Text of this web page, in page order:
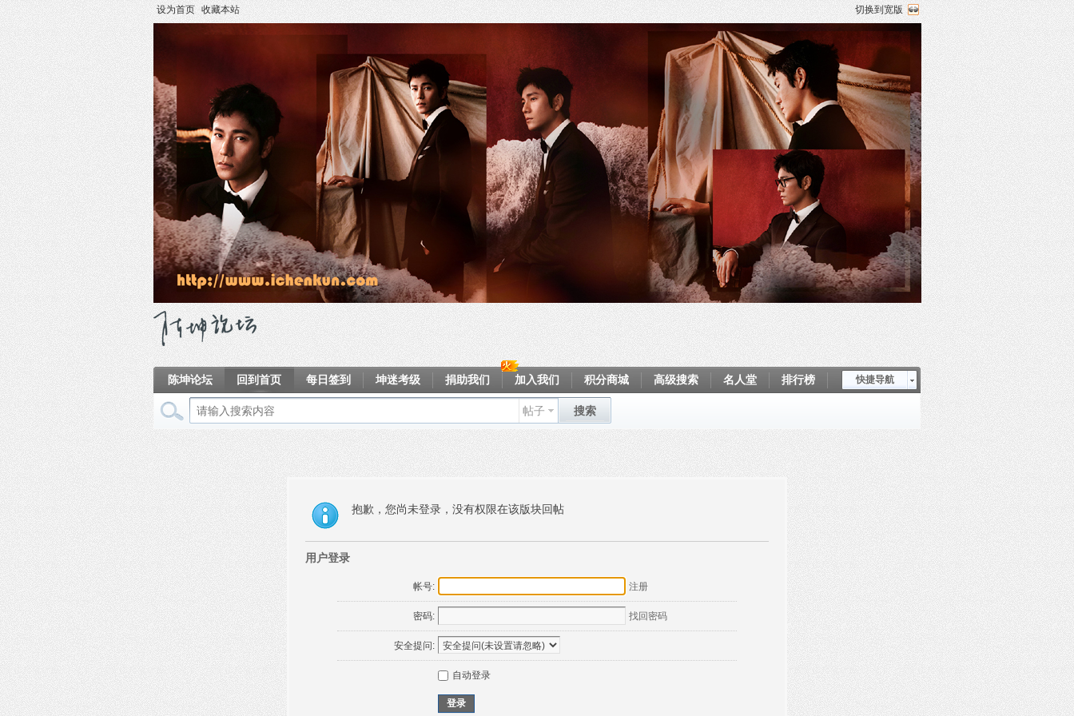
设为首页 收藏本站 切换到宽版
快捷导航
陈坤论坛 回到首页 每日签到 坤迷考级 捐助我们 加入我们 积分商城 高级搜索 名人堂
排行榜
帖子 搜索
抱歉，您尚未登录，没有权限在该版块回帖
用户登录
帐号: 注册
密码: 找回密码
安全提问:
自动登录
登录